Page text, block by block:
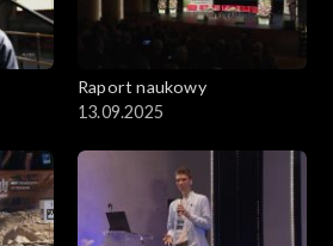
Raport naukowy
13.09.2025